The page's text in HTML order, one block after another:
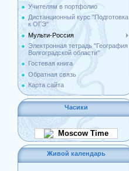
Учителям в портфолио
Дистанционный курс "Подготовка
к ОГЭ"
Мульти-Россия
Электронная тетрадь "География
Волгоградской области"
Гостевая книга
Обратная связь
Карта сайта
Часики
Moscow Time
Живой календарь